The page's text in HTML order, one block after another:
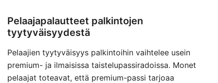
Pelaajapalautteet palkintojen
tyytyväisyydestä
Pelaajien tyytyväisyys palkintoihin vaihtelee usein
premium- ja ilmaisissa taistelupassiradoissa. Monet
pelaajat toteavat, että premium-passi tarjoaa